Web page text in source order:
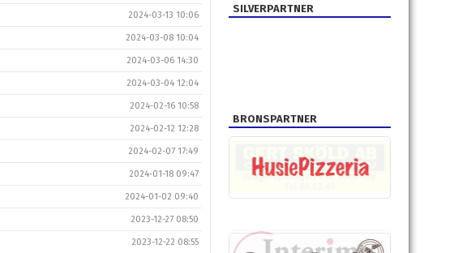
2024-03-13 10:06
2024-03-08 10:04
2024-03-06 14:30
2024-03-04 12:04
2024-02-16 10:58
2024-02-12 12:28
2024-02-07 17:49
2024-01-18 09:47
2024-01-02 09:40
2023-12-27 08:50
2023-12-22 08:55
SILVERPARTNER
BRONSPARTNER